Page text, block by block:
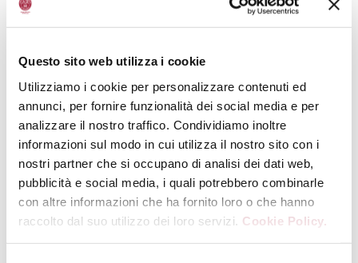
Questo sito web utilizza i cookie
Utilizziamo i cookie per personalizzare contenuti ed
annunci, per fornire funzionalità dei social media e per
analizzare il nostro traffico. Condividiamo inoltre
informazioni sul modo in cui utilizza il nostro sito con i
nostri partner che si occupano di analisi dei dati web,
pubblicità e social media, i quali potrebbero combinarle
con altre informazioni che ha fornito loro o che hanno
raccolto dal suo utilizzo dei loro servizi. Cookie Policy.
HOT MILK SPONGE CAKE AL CACAO E
ACETO BALSAMICO DI MODENA IGP
DOLCI ,RICETTE DI IMMA